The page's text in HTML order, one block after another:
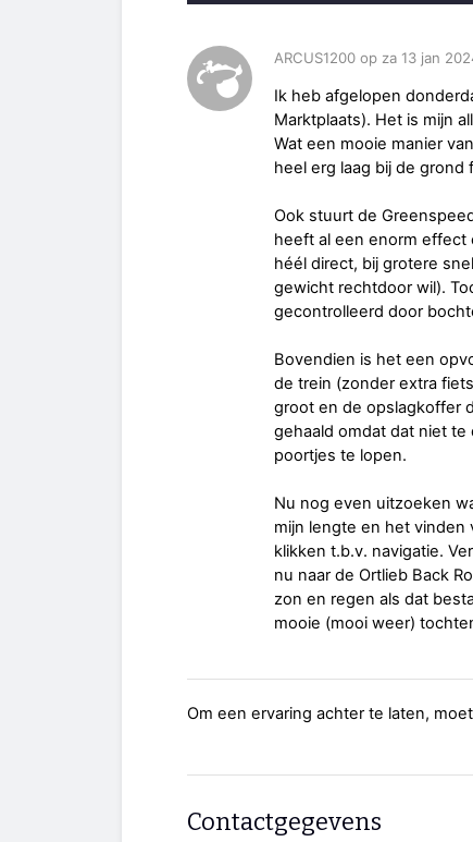
ARCUS1200 op za 13 jan
Ik heb afgelopen
Marktplaats). Het is mijn
Wat een mooie manier
heel erg laag bij de
Ook stuurt de
heeft al een enorm effect
héél direct, bij grotere
gewicht rechtdoor wil).
gecontrolleerd door
Bovendien is het een
de trein (zonder extra
groot en de opslagkoffer
gehaald omdat dat niet
poortjes te lopen.
Nu nog even uitzoeken
mijn lengte en het vinden
klikken t.b.v. navigatie.
nu naar de Ortlieb Back
zon en regen als dat
mooie (mooi weer)
Om een ervaring achter te laten,
Contactgegevens